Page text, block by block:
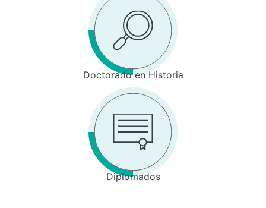
Doctorado en Historia
Diplomados